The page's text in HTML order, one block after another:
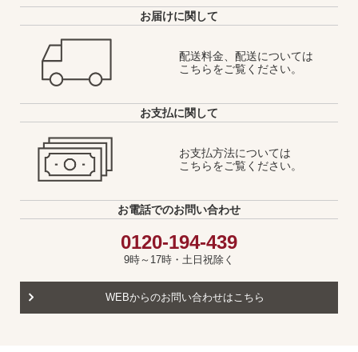
お届けに関して
配送料金、配送については
こちらをご覧ください。
お支払に関して
お支払方法については
こちらをご覧ください。
お電話でのお問い合わせ
0120-194-439
9時～17時・土日祝除く
WEBからのお問い合わせはこちら